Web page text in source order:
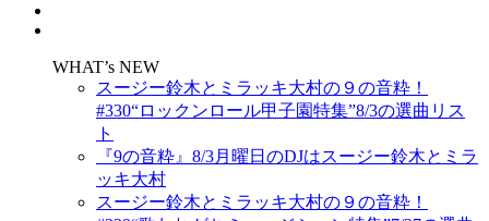
WHAT’s NEW
スージー鈴木とミラッキ大村の９の音粋！
#330“ロックンロール甲子園特集”8/3の選曲リス
ト
『9の音粋』8/3月曜日のDJはスージー鈴木とミラ
ッキ大村
スージー鈴木とミラッキ大村の９の音粋！